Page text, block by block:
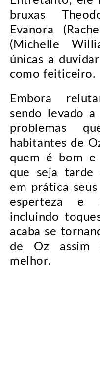
bruxas
Evanora
(Michelle
únicas a
como feiticeiro.
Embora
sendo levado
problemas
habitantes de
quem é bom e
que seja tarde
em prática
esperteza e
incluindo
acaba se
de Oz assim
melhor.